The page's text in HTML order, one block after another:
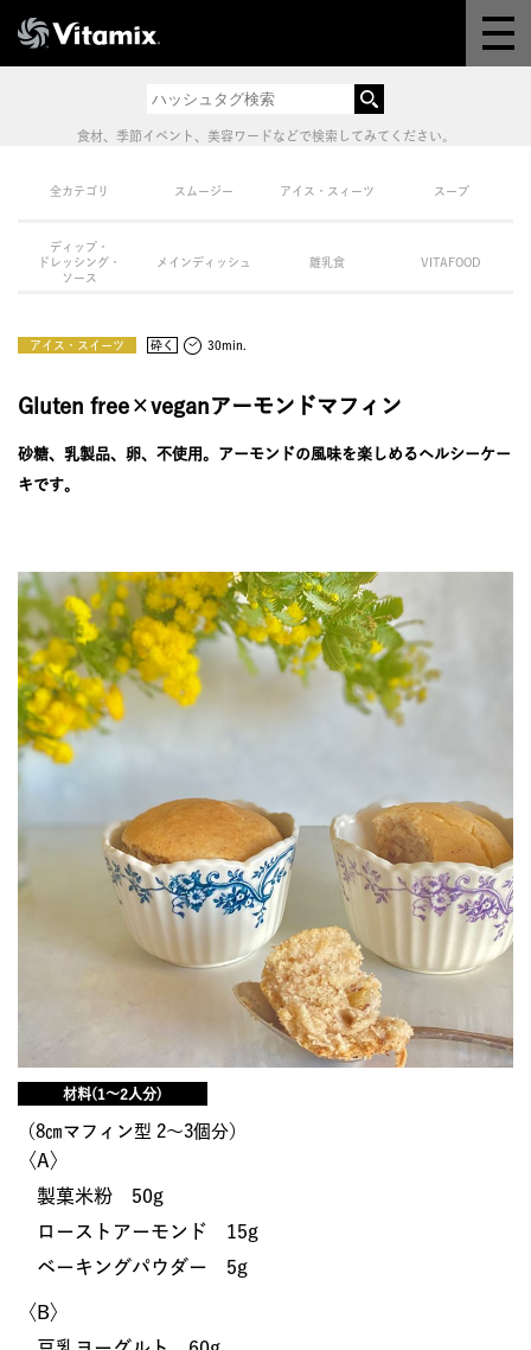
体験＆講座
8つの機能
オンラインストア
よくある質問
レビュー
食材、季節イベント、美容ワードなどで検索してみてください。
全カテゴリ スムージー アイス・スィーツ スープ
ディップ・
ドレッシング・
ソース
メインディッシュ 離乳食 VITAFOOD
アイス・スイーツ 砕く 30min.
Gluten free×veganアーモンドマフィン
砂糖、乳製品、卵、不使用。アーモンドの風味を楽しめるヘルシーケー
キです。
材料(1〜2人分)
（8㎝マフィン型 2〜3個分）
〈A〉
製菓米粉 50g
ローストアーモンド 15g
ベーキングパウダー 5g
〈B〉